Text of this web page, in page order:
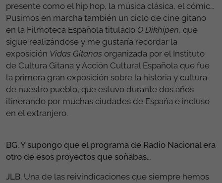
presente como el hip hop, la música clásica, el cómic…
Pusimos en marcha también un ciclo de cine gitano
en la Filmoteca Española titulado O Dikhipen, que
sigue realizándose y me gustaría recordar la
exposición Vidas Gitanas organizada por el Instituto
de Cultura Gitana y Acción Cultural Española que fue
la primera gran exposición sobre la historia y cultura
de nuestro pueblo, que estuvo durante dos años
itinerando por muchas ciudades de España e incluso
en el extranjero.
BG. Y supongo que el programa de Radio Nacional era
otro de esos proyectos que soñabas…
JLB. Una de las reivindicaciones que siempre hemos